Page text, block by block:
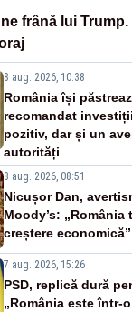
frână lui
8 aug. 2026, 10:38
România își
recomandat
pozitiv, dar și un
autorități
8 aug. 2026, 08:51
Nicușor Dan,
Moody’s:
creștere economică”
7 aug. 2026, 15:26
PSD, replică dură
„România este într-